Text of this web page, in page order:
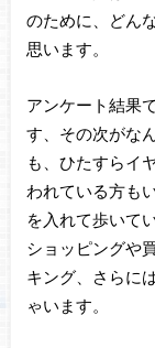
のために、どん
思います。
アンケート結果
す、その次がな
も、ひたすらイ
われている方も
を入れて歩いて
ショッピングや
キング、さらに
ゃいます。